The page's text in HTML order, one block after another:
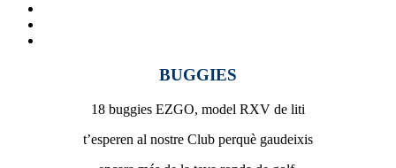
BUGGIES
18 buggies EZGO, model RXV de liti
t’esperen al nostre Club perquè gaudeixis